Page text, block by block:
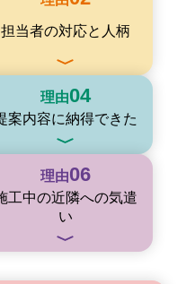
担当者の対応と人柄
理由
案内容に納得できた
理由
工中の近隣への気遣
い